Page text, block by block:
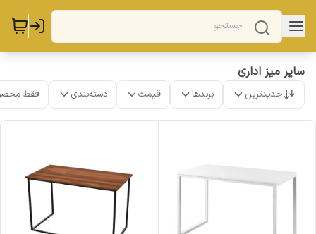
سایر میز اداری
جدیدترین برندها قیمت دسته‌بندی فقط